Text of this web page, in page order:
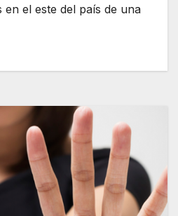
en el este del país de una